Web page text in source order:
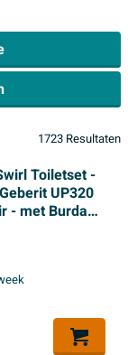
1723 Resultaten
Toiletset -
UP320
- met Burda
-
licht grijs -
wit mat